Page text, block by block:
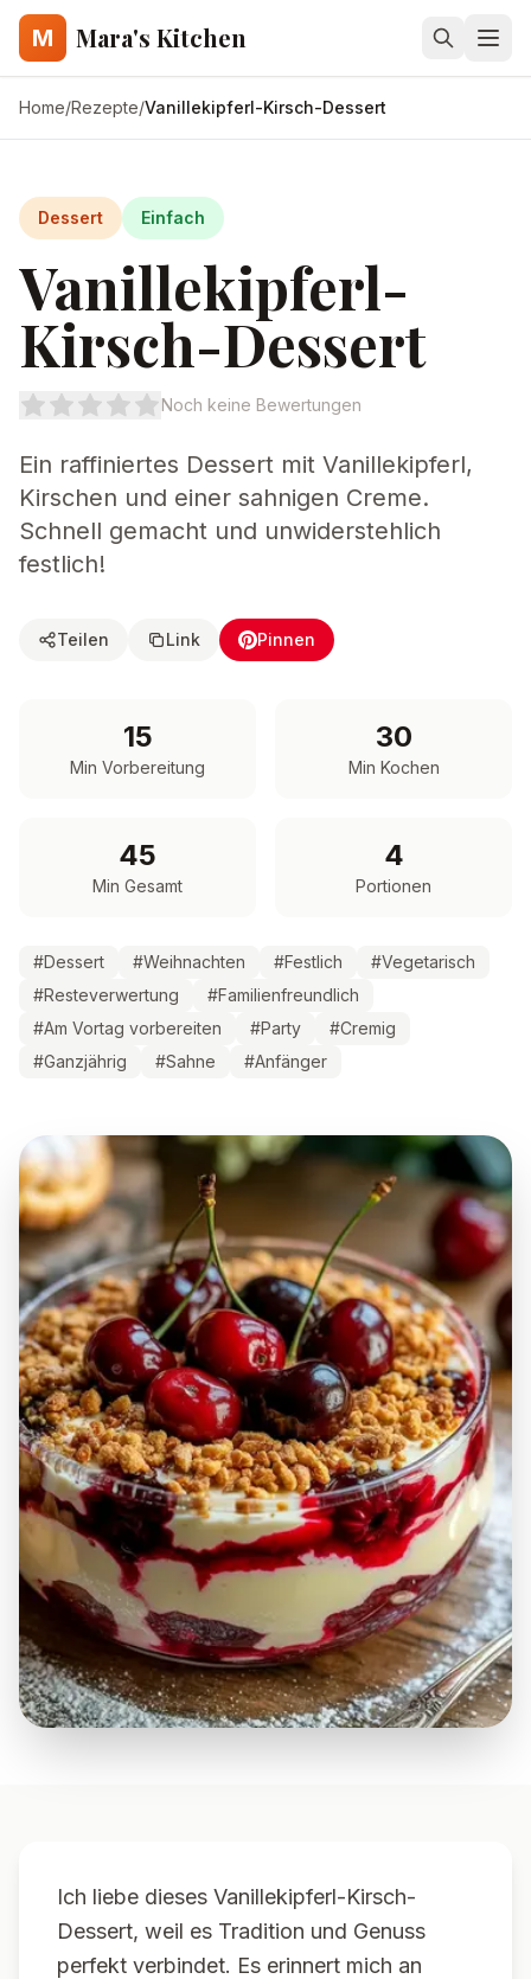
M Mara's Kitchen
Home/Rezepte/Vanillekipferl-Kirsch-Dessert
Dessert Einfach
Vanillekipferl-
Kirsch-Dessert
Noch keine Bewertungen
Ein raffiniertes Dessert mit Vanillekipferl,
Kirschen und einer sahnigen Creme.
Schnell gemacht und unwiderstehlich
festlich!
Teilen Link Pinnen
15
Min Vorbereitung
30
Min Kochen
45
Min Gesamt
4
Portionen
#Dessert #Weihnachten #Festlich #Vegetarisch
#Resteverwertung #Familienfreundlich
#Am Vortag vorbereiten #Party #Cremig
#Ganzjährig #Sahne #Anfänger
Ich liebe dieses Vanillekipferl-Kirsch-
Dessert, weil es Tradition und Genuss
perfekt verbindet. Es erinnert mich an